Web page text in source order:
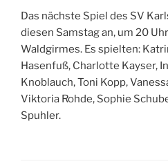
Das nächste Spiel des SV
diesen Samstag an, um 20
Waldgirmes. Es spielten:
Hasenfuß, Charlotte Kayser,
Knoblauch, Toni Kopp,
Viktoria Rohde, Sophie
Spuhler.